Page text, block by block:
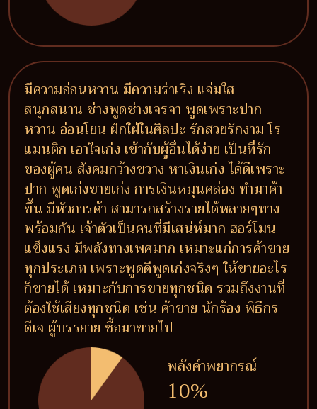
มีความอ่อนหวาน มีความร่าเริง แจ่มใส
สนุกสนาน ช่างพูดช่างเจรจา พูดเพราะปาก
หวาน อ่อนโยน ฝักใฝ่ในศิลปะ รักสวยรักงาม โร
แมนติก เอาใจเก่ง เข้ากับผู้อื่นได้ง่าย เป็นที่รัก
ของผู้คน สังคมกว้างขวาง หาเงินเก่ง ได้ดีเพราะ
ปาก พูดเก่งขายเก่ง การเงินหมุนคล่อง ทำมาค้า
ขึ้น มีหัวการค้า สามารถสร้างรายได้หลายๆทาง
พร้อมกัน เจ้าตัวเป็นคนที่มีเสน่ห์มาก ฮอร์โมน
แข็งแรง มีพลังทางเพศมาก เหมาะแก่การค้าขาย
ทุกประเภท เพราะพูดดีพูดเก่งจริงๆ ให้ขายอะไร
ก็ขายได้ เหมาะกับการขายทุกชนิด รวมถึงงานที่
ต้องใช้เสียงทุกชนิด เช่น ค้าขาย นักร้อง พิธีกร
ดีเจ ผู้บรรยาย ซื้อมาขายไป
พลังคำพยากรณ์
10%